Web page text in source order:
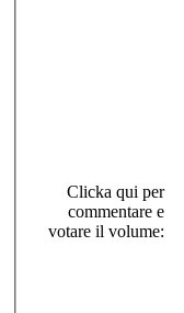
Clicka qui per
commentare e
votare il volume: